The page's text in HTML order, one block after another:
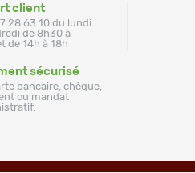
client
28 63 10 du lundi
de 8h30 à
de 14h à 18h
sécurisé
bancaire, chèque,
ou mandat